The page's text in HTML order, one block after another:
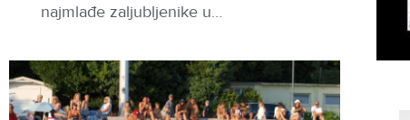
najmlađe zaljubljenike u…